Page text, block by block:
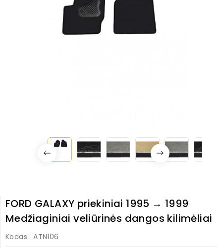
FORD GALAXY priekiniai 1995 → 1999
Medžiaginiai veliūrinės dangos kilimėliai
Kodas : ATN106